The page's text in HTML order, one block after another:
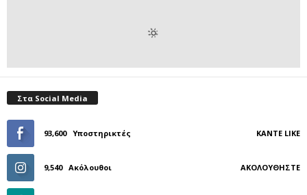
Στα Social Media
93,600 Υποστηρικτές ΚΆΝΤΕ LIKE
9,540 Ακόλουθοι ΑΚΟΛΟΥΘΉΣΤΕ